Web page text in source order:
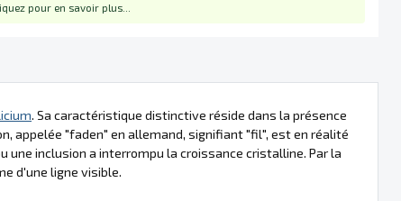
pour en savoir plus...
. Sa caractéristique distinctive réside dans la présence
appelée "faden" en allemand, signifiant "fil", est en réalité
inclusion a interrompu la croissance cristalline. Par la
d'une ligne visible.